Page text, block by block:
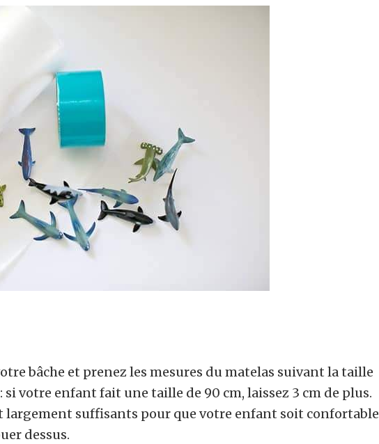
bâche et prenez les mesures du matelas suivant la taille
si votre enfant fait une taille de 90 cm, laissez 3 cm de plus.
largement suffisants pour que votre enfant soit confortable
dessus.